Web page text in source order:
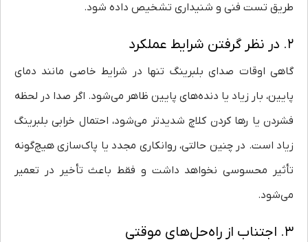
طریق تست فنی و شنیداری تشخیص داده شود.
۲. در نظر گرفتن شرایط عملکرد
گاهی اوقات صدای بلبرینگ تنها در شرایط خاصی مانند دمای
پایین، بار زیاد یا دنده‌های پایین ظاهر می‌شود. اگر صدا در لحظه
فشردن یا رها کردن کلاچ شدیدتر می‌شود، احتمال خرابی بلبرینگ
زیاد است. در چنین حالتی، روانکاری مجدد یا پاک‌سازی هیچ‌گونه
تأثیر محسوسی نخواهد داشت و فقط باعث تأخیر در تعمیر
می‌شود.
۳. اجتناب از راه‌حل‌های موقتی